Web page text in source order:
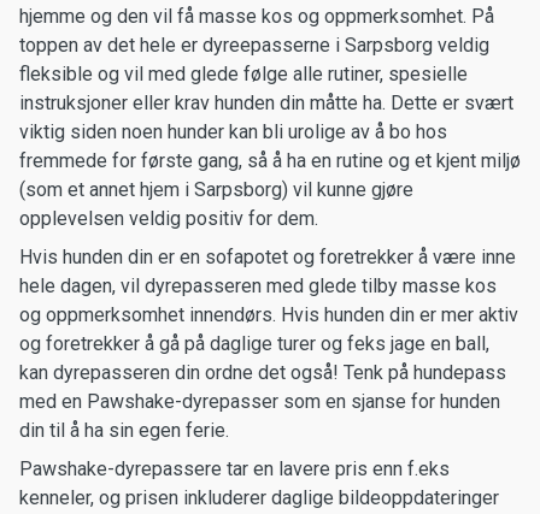
hjemme og den vil få masse kos og oppmerksomhet. På
toppen av det hele er dyreepasserne i Sarpsborg veldig
fleksible og vil med glede følge alle rutiner, spesielle
instruksjoner eller krav hunden din måtte ha. Dette er svært
viktig siden noen hunder kan bli urolige av å bo hos
fremmede for første gang, så å ha en rutine og et kjent miljø
(som et annet hjem i Sarpsborg) vil kunne gjøre
opplevelsen veldig positiv for dem.
Hvis hunden din er en sofapotet og foretrekker å være inne
hele dagen, vil dyrepasseren med glede tilby masse kos
og oppmerksomhet innendørs. Hvis hunden din er mer aktiv
og foretrekker å gå på daglige turer og feks jage en ball,
kan dyrepasseren din ordne det også! Tenk på hundepass
med en Pawshake-dyrepasser som en sjanse for hunden
din til å ha sin egen ferie.
Pawshake-dyrepassere tar en lavere pris enn f.eks
kenneler, og prisen inkluderer daglige bildeoppdateringer